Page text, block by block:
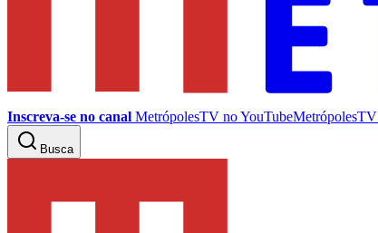
Inscreva-se no canal MetrópolesTV noYouTubeMetrópolesTV
Busca